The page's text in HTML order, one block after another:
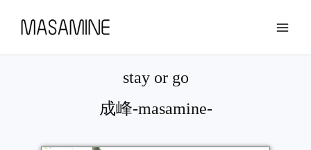
stay or go
成峰-masamine-